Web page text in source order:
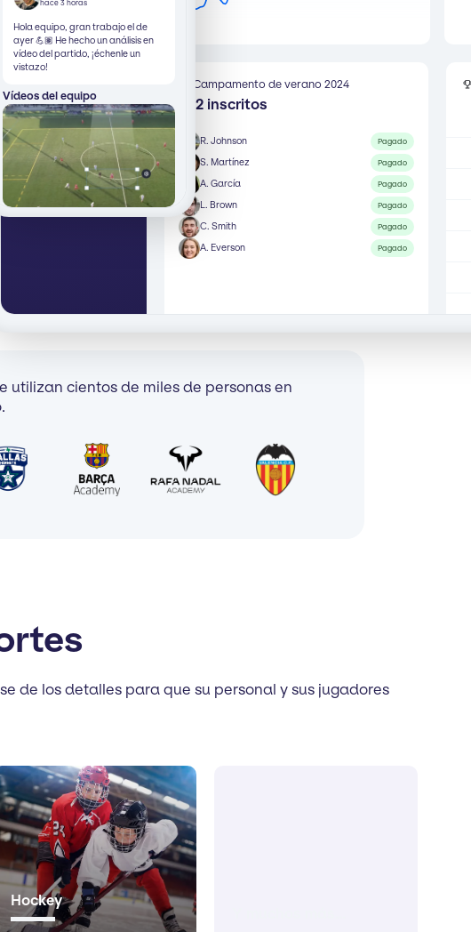
hace 3 horas
Hola equipo, gran trabajo el de
ayer 💪🏽 He hecho un análisis en
vídeo del partido, ¡échenle un
vistazo!
Vídeos del equipo
Campamento de verano 2024
392 inscritos
R. Johnson Pagado
S. Martínez Pagado
A. García Pagado
L. Brown Pagado
C. Smith Pagado
A. Everson Pagado
utilizan cientos de miles de personas en
de los detalles para que su personal y sus jugadores
Hockey